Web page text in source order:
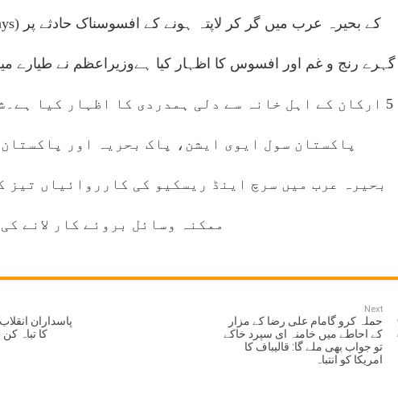
گہرے رنج و غم اور افسوس کا اظہار کیا ہےوزیراعظم نے طیارے
5 ارکان کے اہل خانہ سے دلی ہمدردی کا اظہار کیا
پاکستان سول ایوی ایشن، پاک بحریہ اور
بحیرہ عرب میں سرچ اینڈ ریسکیو کی کارروائیاں تیز
ممکنہ وسائل بروئے کار لانے
پاسداران
کا تباہ
Next
حملہ کرو گامام علی رضا کے مزار
کے احاطے میں خامنہ ای سپرد خاکے
تو جواب بھی ملے گا: قالیباف کا
امریکا کو انتباہ